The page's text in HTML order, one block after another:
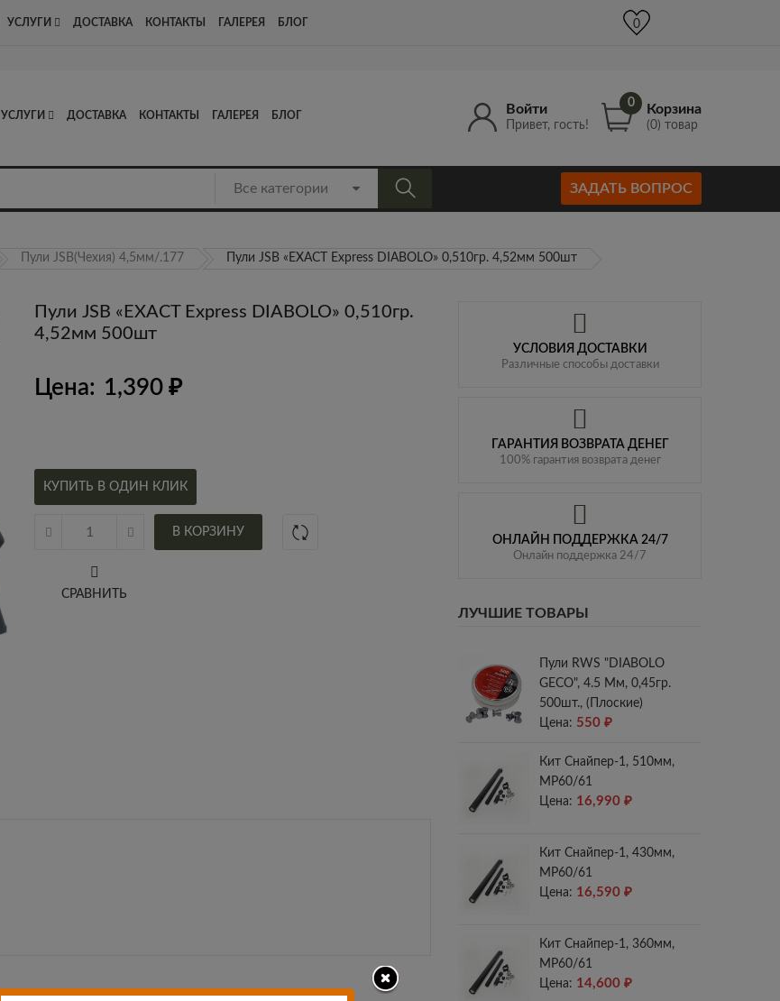
Адрес: Люберцы, Котельнический проезд д13, стр1, офис 8 info@Kruger-Gun.ru
Войти
Привет, гость!
0 Корзина
(0) товар
УСЛУГИ ДОСТАВКА КОНТАКТЫ ГАЛЕРЕЯ БЛОГ
ЗАДАТЬ ВОПРОС
УСЛУГИ ДОСТАВКА КОНТАКТЫ ГАЛЕРЕЯ БЛОГ 0
Пули JSB(Чехия) 4,5мм/.177 Пули JSB «EXACT Express DIABOLO» 0,510гр. 4,52мм 500шт
Пули JSB «EXACT Express DIABOLO» 0,510гр.
4,52мм 500шт
Цена: 1,390 ₽
КУПИТЬ В ОДИН КЛИК
В КОРЗИНУ
СРАВНИТЬ
УСЛОВИЯ ДОСТАВКИ
Различные способы доставки
ГАРАНТИЯ ВОЗВРАТА ДЕНЕГ
100% гарантия возврата денег
ОНЛАЙН ПОДДЕРЖКА 24/7
Онлайн поддержка 24/7
ЛУЧШИЕ ТОВАРЫ
Пули RWS "DIABOLO
GECO", 4.5 Мм, 0,45гр.
500шт., (плоские)
Цена: 550 ₽
Кит Снайпер-1, 510мм,
МР60/61
Цена: 16,990 ₽
Кит Снайпер-1, 430мм,
МР60/61
Цена: 16,590 ₽
Кит Снайпер-1, 360мм,
МР60/61
Цена: 14,600 ₽